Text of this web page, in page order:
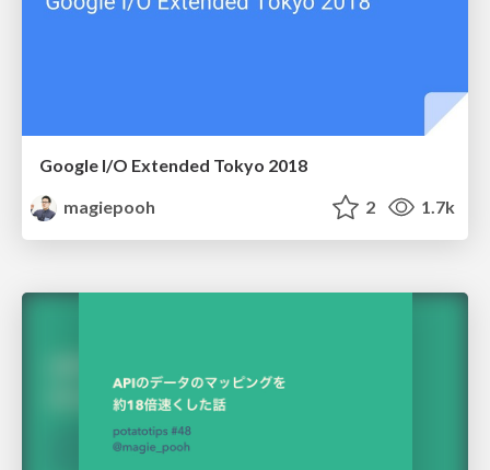
Google I/O Extended Tokyo 2018
magiepooh
2 1.7k